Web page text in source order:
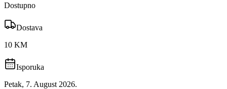
Dostupno
Dostava
10 KM
Isporuka
Petak, 7. August 2026.